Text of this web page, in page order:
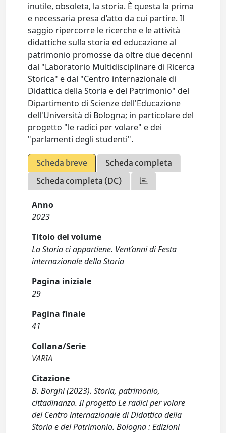
inutile, obsoleta, la storia. È questa la prima
e necessaria presa d’atto da cui partire. Il
saggio ripercorre le ricerche e le attività
didattiche sulla storia ed educazione al
patrimonio promosse da oltre due decenni
dal "Laboratorio Multidisciplinare di Ricerca
Storica" e dal "Centro internazionale di
Didattica della Storia e del Patrimonio" del
Dipartimento di Scienze dell'Educazione
dell'Università di Bologna; in particolare del
progetto "le radici per volare" e dei
"parlamenti degli studenti".
Scheda breve
Scheda completa
Scheda completa (DC)
Anno
2023
Titolo del volume
La Storia ci appartiene. Vent’anni di Festa
internazionale della Storia
Pagina iniziale
29
Pagina finale
41
Collana/Serie
VARIA
Citazione
B. Borghi (2023). Storia, patrimonio,
cittadinanza. Il progetto Le radici per volare
del Centro internazionale di Didattica della
Storia e del Patrimonio. Bologna : Edizioni